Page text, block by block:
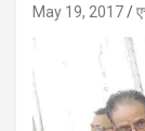
May 19, 2017